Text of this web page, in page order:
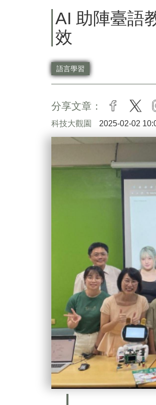
AI 助陣臺語
效
語言學習
分享文章：
科技大觀園 2025-02-02